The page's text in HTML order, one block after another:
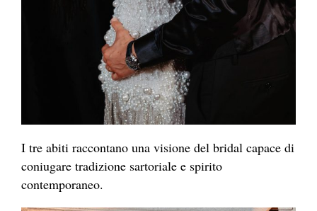
I tre abiti raccontano una visione del bridal capace di
coniugare tradizione sartoriale e spirito
contemporaneo.